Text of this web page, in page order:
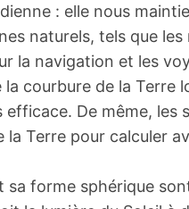
: elle nous
naturels, tels que les
la navigation et les
courbure de la Terre
De même, les
Terre pour calculer
forme sphérique